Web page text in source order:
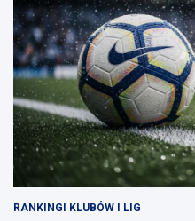
RANKINGI KLUBÓW I LIG